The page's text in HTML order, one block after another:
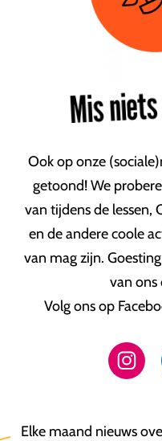
Mis
Ook op onze
getoond! We
van tijdens de
en de andere coole
van mag zijn.
van ons
Volg ons op
Elke maand nieuws